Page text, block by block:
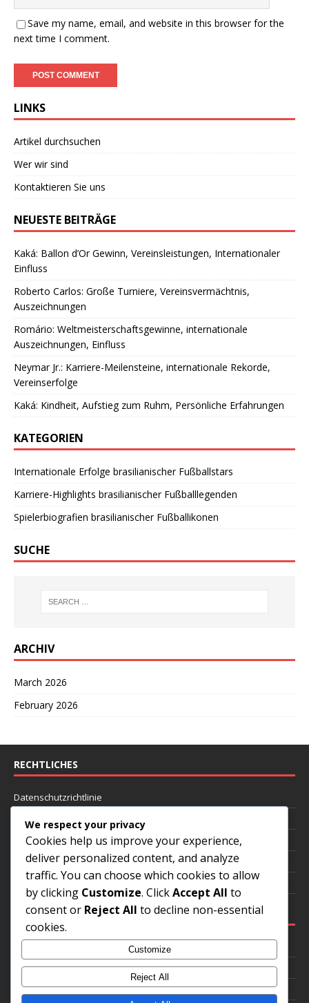
Save my name, email, and website in this browser for the
next time I comment.
LINKS
Artikel durchsuchen
Wer wir sind
Kontaktieren Sie uns
NEUESTE BEITRÄGE
Kaká: Ballon d’Or Gewinn, Vereinsleistungen, Internationaler
Einfluss
Roberto Carlos: Große Turniere, Vereinsvermächtnis,
Auszeichnungen
Romário: Weltmeisterschaftsgewinne, internationale
Auszeichnungen, Einfluss
Neymar Jr.: Karriere-Meilensteine, internationale Rekorde,
Vereinserfolge
Kaká: Kindheit, Aufstieg zum Ruhm, Persönliche Erfahrungen
KATEGORIEN
Internationale Erfolge brasilianischer Fußballstars
Karriere-Highlights brasilianischer Fußballlegenden
Spielerbiografien brasilianischer Fußballikonen
SUCHE
ARCHIV
March 2026
February 2026
RECHTLICHES
Datenschutzrichtlinie
Cookie-Einstellungen
Benutzervereinbarung
Wer wir sind
Kontaktieren Sie uns
KATEGORIEN
Internationale Erfolge brasilianischer Fußballstars
Karriere-Highlights brasilianischer Fußballlegenden
Spielerbiografien brasilianischer Fußballikonen
We respect your privacy
Cookies help us improve your experience,
deliver personalized content, and analyze
traffic. You can choose which cookies to allow
by clicking Customize. ClickAccept All to
consent or Reject All to decline non-essential
cookies.
Customize
Reject All